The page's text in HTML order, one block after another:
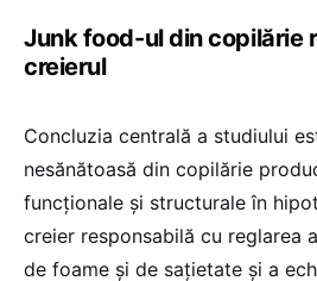
Junk food-ul din copilărie
creierul
Concluzia centrală a studiului
nesănătoasă din copilărie
funcționale și structurale în
creier responsabilă cu reglarea
de foame și de sațietate și a